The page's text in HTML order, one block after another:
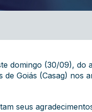
domingo (30/09), do
Goiás (Casag) nos
seus